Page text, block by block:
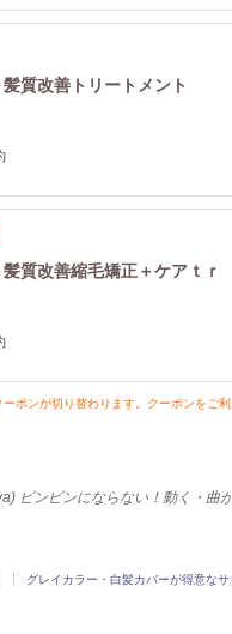
質改善トリートメント
質改善縮毛矯正＋ケアｔｒ
ポンが切り替わります。クーポンをご
ピンピンにならない！動く・曲
グレイカラー・白髪カバーが得意なサ